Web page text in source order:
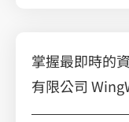
掌握最即時的
有限公司